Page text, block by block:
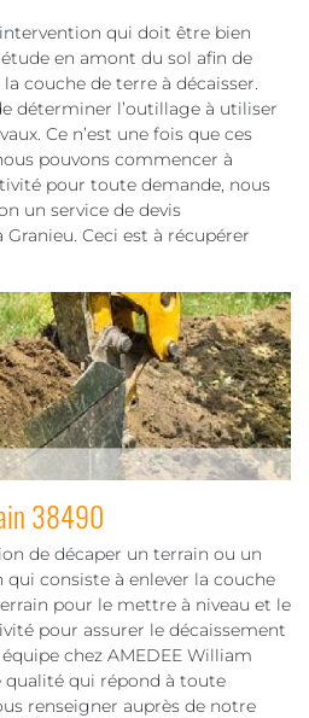
qui doit être bien
en amont du sol afin de
couche de terre à décaisser.
déterminer l’outillage à utiliser
Ce n’est une fois que ces
pouvons commencer à
pour toute demande, nous
un service de devis
Ceci est à récupérer
38490
de décaper un terrain ou un
qui consiste à enlever la couche
pour le mettre à niveau et le
pour assurer le décaissement
chez AMEDEE William
qualité qui répond à toute
renseigner auprès de notre